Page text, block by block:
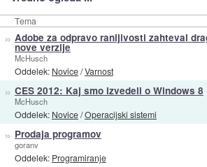
Tema
» Adobe za odpravo ranljivosti zahteval
nove verzije
McHusch
Oddelek: Novice/Varnost
» CES 2012: Kaj smo izvedeli o Windows 8
McHusch
Oddelek: Novice/Operacijski sistemi
» Prodaja programov
goranv
Oddelek: Programiranje